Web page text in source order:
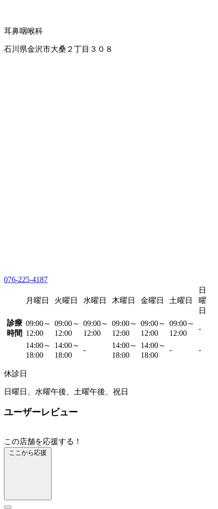
耳鼻咽喉科
石川県金沢市大桑２丁目３０８
076-225-4187
月曜日 火曜日 水曜日 木曜日 金曜日 土曜日
日
曜
日
診療
時間
09:00～
12:00
09:00～
12:00
09:00～
12:00
09:00～
12:00
09:00～
12:00
09:00～
12:00
-
14:00～
18:00
14:00～
18:00
-
14:00～
18:00
14:00～
18:00
- -
休診日
日曜日、水曜午後、土曜午後、祝日
ユーザーレビュー
この店舗を応援する！
ここから応援